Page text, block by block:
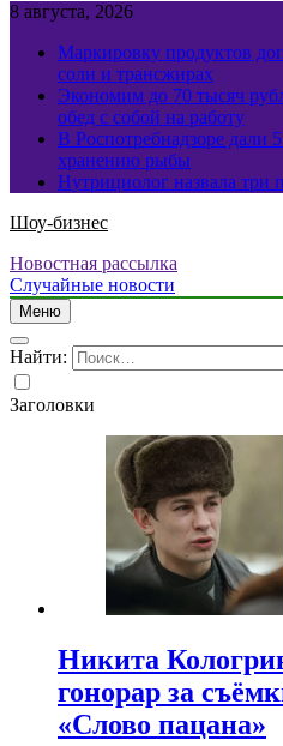
8 августа, 2026
Маркировку продуктов
соли и трансжирах
Экономим до 70 тысяч
обед с собой на работу
В Роспотребнадзоре дали
хранению рыбы
Нутрициолог назвала три
Шоу-бизнес
Новостная рассылка
Случайные новости
Меню
Найти:
Заголовки
Никита
гонорар за
«Слово пацана»